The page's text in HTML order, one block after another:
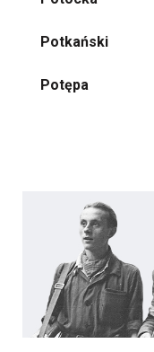
Potkański
Potępa